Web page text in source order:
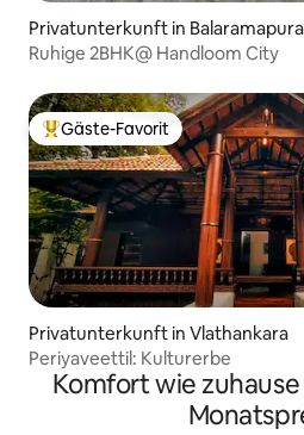
Privatunterkunft in
Ruhige 2BHK@ Handloom City
Beliebter Gäste-Favorit.
Gäste-Favorit
Privatunterkunft in Vlathankara
Periyaveettil: Kulturerbe
Komfort wie